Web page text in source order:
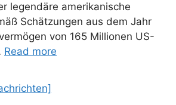
legendäre amerikanische
Schätzungen aus dem Jahr
von 165 Millionen US-
Read more